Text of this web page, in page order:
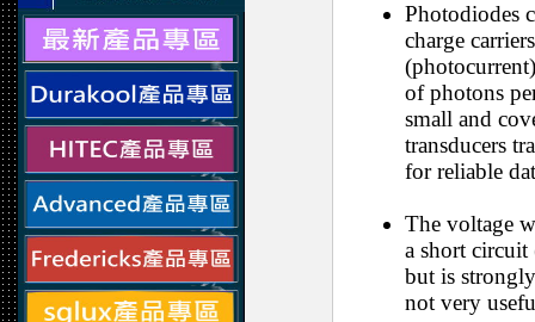
Photodiodes
charge
of photons
small and
transducers
for reliable
The voltage
a short circuit
but is
not very